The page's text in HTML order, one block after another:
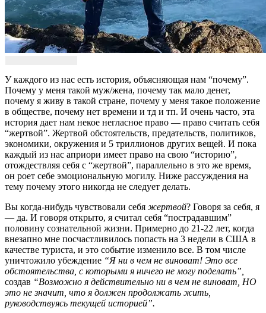
У каждого из нас есть история, объясняющая нам “почему”.
Почему у меня такой муж/жена, почему так мало денег,
почему я живу в такой стране, почему у меня такое положение
в обществе, почему нет времени и тд и тп. И очень часто, эта
история дает нам некое негласное право — право считать себя
“жертвой”. Жертвой обстоятельств, предательств, политиков,
экономики, окружения и 5 триллионов других вещей. И пока
каждый из нас априори имеет право на свою “историю”,
отождествляя себя с “жертвой”, параллельно в это же время,
он роет себе эмоциональную могилу. Ниже рассуждения на
тему почему этого никогда не следует делать.
Вы когда-нибудь чувствовали себя жертвой? Говоря за себя, я
— да. И говоря открыто, я считал себя “пострадавшим”
половину сознательной жизни. Примерно до 21-22 лет, когда
внезапно мне посчастливилось попасть на 3 недели в США в
качестве туриста, и это событие изменило все. В том числе
уничтожило убеждение “Я ни в чем не виноват! Это все
обстоятельства, с которыми я ничего не могу поделать”,
создав “Возможно я действительно ни в чем не виноват, НО
это не значит, что я должен продолжать жить,
руководствуясь текущей историей”.